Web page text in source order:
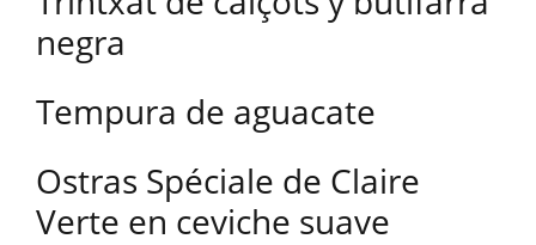
negra
Tempura de aguacate
Ostras Spéciale de Claire
Verte en ceviche suave